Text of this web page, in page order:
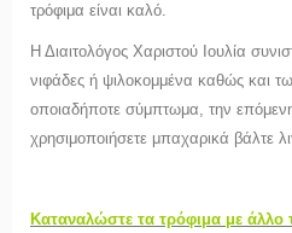
τρόφιμα είναι καλό.
Η Διαιτολόγος Χαριστού Ιουλία
νιφάδες ή ψιλοκομμένα καθώς και
οποιαδήποτε σύμπτωμα, την
χρησιμοποιήσετε μπαχαρικά βάλτε
Καταναλώστε τα τρόφιμα με άλλο